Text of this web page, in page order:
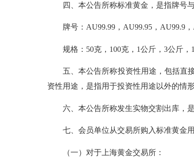
四、本公告所称标准黄金，是指牌号与
牌号：AU99.99，AU99.95，AU99.9，
规格：50克，100克，1公斤，3公斤，
五、本公告所称投资性用途，包括直接
资性用途，是指用于投资性用途以外的情形
六、本公告所称发生实物交割出库，是
七、会员单位从交易所购入标准黄金用
（一）对于上海黄金交易所：